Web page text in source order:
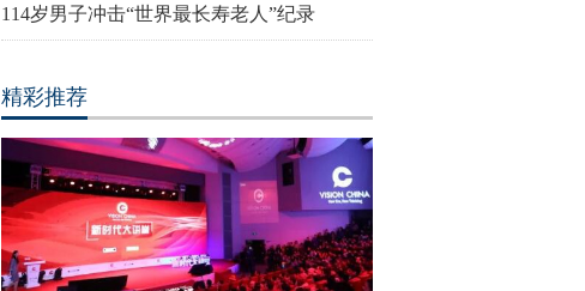
114岁男子冲击“世界最长寿老人”纪录
精彩推荐